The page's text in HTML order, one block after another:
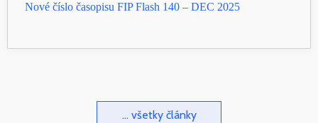
Nové číslo časopisu FIP Flash 140 – DEC 2025
... všetky články